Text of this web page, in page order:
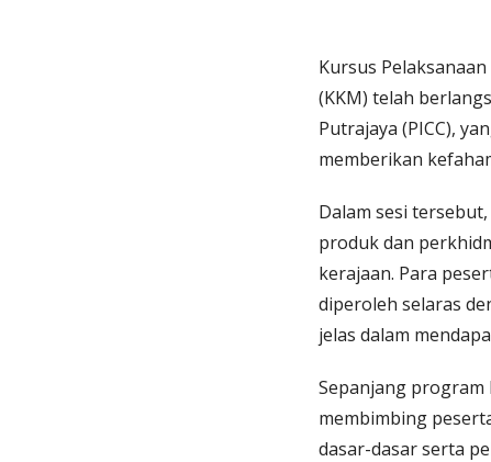
Kursus
(KKM) telah
Putrajaya (PICC),
memberikan
Dalam sesi
produk dan
kerajaan. Para
diperoleh selaras
jelas dalam
Sepanjang program
membimbing
dasar-dasar serta